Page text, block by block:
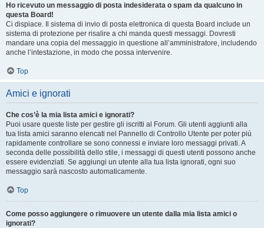
Ho ricevuto un messaggio di posta indesiderata o spam da qualcuno in
questa Board!
Ci dispiace. Il sistema di invio di posta elettronica di questa Board include un
sistema di protezione per risalire a chi manda questi messaggi. Dovresti
mandare una copia del messaggio in questione all’amministratore, includendo
anche l’intestazione, in modo che possa intervenire.
Top
Amici e ignorati
Che cos’è la mia lista amici e ignorati?
Puoi usare queste liste per gestire gli iscritti al Forum. Gli utenti aggiunti alla
tua lista amici saranno elencati nel Pannello di Controllo Utente per poter più
rapidamente controllare se sono connessi e inviare loro messaggi privati. A
seconda delle possibilità dello stile, i messaggi di questi utenti possono anche
essere evidenziati. Se aggiungi un utente alla tua lista ignorati, ogni suo
messaggio sarà nascosto automaticamente.
Top
Come posso aggiungere o rimuovere un utente dalla mia lista amici o
ignorati?